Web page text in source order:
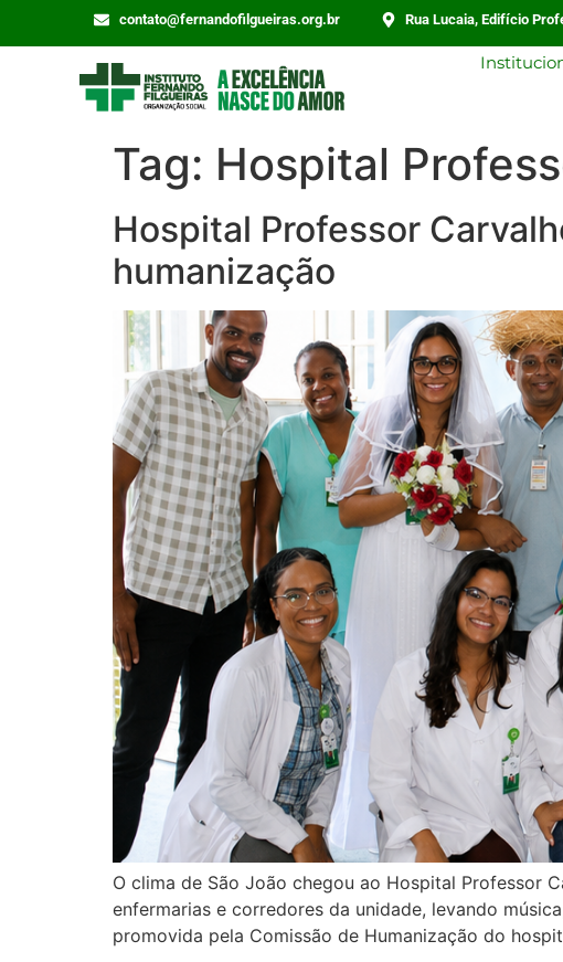
contato@fernandofilgueiras.org.br Rua Lucaia, Edifício
Tag: Hospital
Hospital Professor
humanização
O clima de São João chegou ao Hospital Professor
enfermarias e corredores da unidade, levando
promovida pela Comissão de Humanização do